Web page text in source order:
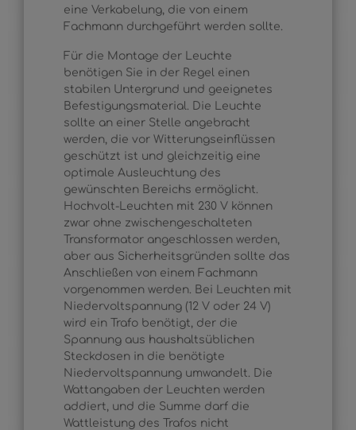
eine Verkabelung, die von einem
Fachmann durchgeführt werden sollte.
Für die Montage der Leuchte
benötigen Sie in der Regel einen
stabilen Untergrund und geeignetes
Befestigungsmaterial. Die Leuchte
sollte an einer Stelle angebracht
werden, die vor Witterungseinflüssen
geschützt ist und gleichzeitig eine
optimale Ausleuchtung des
gewünschten Bereichs ermöglicht.
Hochvolt-Leuchten mit 230 V können
zwar ohne zwischengeschalteten
Transformator angeschlossen werden,
aber aus Sicherheitsgründen sollte das
Anschließen von einem Fachmann
vorgenommen werden. Bei Leuchten mit
Niedervoltspannung (12 V oder 24 V)
wird ein Trafo benötigt, der die
Spannung aus haushaltsüblichen
Steckdosen in die benötigte
Niedervoltspannung umwandelt. Die
Wattangaben der Leuchten werden
addiert, und die Summe darf die
Wattleistung des Trafos nicht